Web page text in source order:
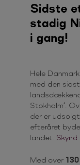
Sidste
stadig
i gang!
Hele
med den
Stokholm’.
der er
efteråret
landet. Skynd
Med over